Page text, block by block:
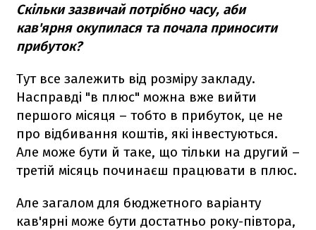
Скільки зазвичай потрібно часу, аби
кав'ярня окупилася та почала приносити
прибуток?
Тут все залежить від розміру закладу.
Насправді "в плюс" можна вже вийти
першого місяця – тобто в прибуток, це не
про відбивання коштів, які інвестуються.
Але може бути й таке, що тільки на другий –
третій місяць починаєш працювати в плюс.
Але загалом для бюджетного варіанту
кав'ярні може бути достатньо року-півтора,